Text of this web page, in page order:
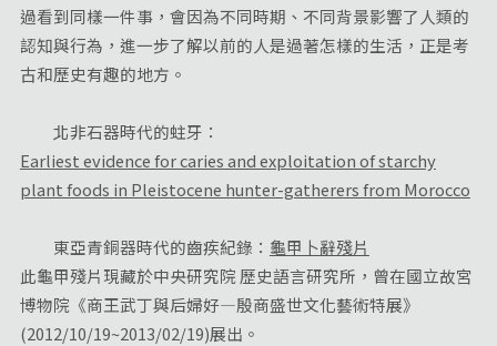
過看到同樣一件事，會因為不同時期、不同背景影響了人類的
認知與行為，進一步了解以前的人是過著怎樣的生活，正是考
古和歷史有趣的地方。
北非石器時代的蛀牙：
Earliest evidence for caries and exploitation of starchy
plant foods in Pleistocene hunter-gatherers from Morocco
東亞青銅器時代的齒疾紀錄： 龜甲卜辭殘片
此龜甲殘片現藏於中央研究院 歷史語言研究所，曾在國立故宮
博物院《商王武丁與后婦好—殷商盛世文化藝術特展》
(2012/10/19~2013/02/19)展出。